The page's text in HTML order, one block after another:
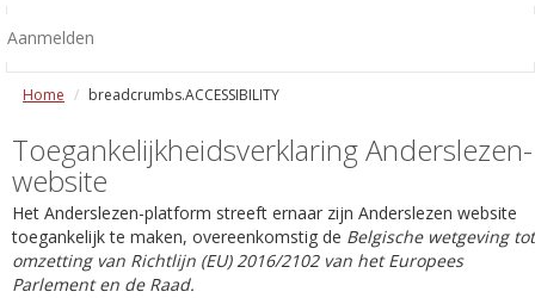
Aanmelden
Home breadcrumbs.ACCESSIBILITY
Toegankelijkheidsverklaring Anderslezen-
website
Het Anderslezen-platform streeft ernaar zijn Anderslezen website
toegankelijk te maken, overeenkomstig de Belgische wetgeving tot
omzetting van Richtlijn (EU) 2016/2102 van het Europees
Parlement en de Raad.